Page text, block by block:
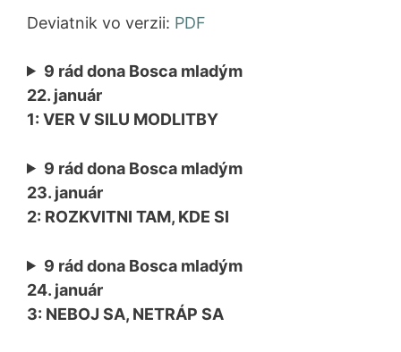
Deviatnik vo verzii: PDF
9 rád dona Bosca mladým
22. január
1: VER V SILU MODLITBY
9 rád dona Bosca mladým
23. január
2: ROZKVITNI TAM, KDE SI
9 rád dona Bosca mladým
24. január
3: NEBOJ SA, NETRÁP SA